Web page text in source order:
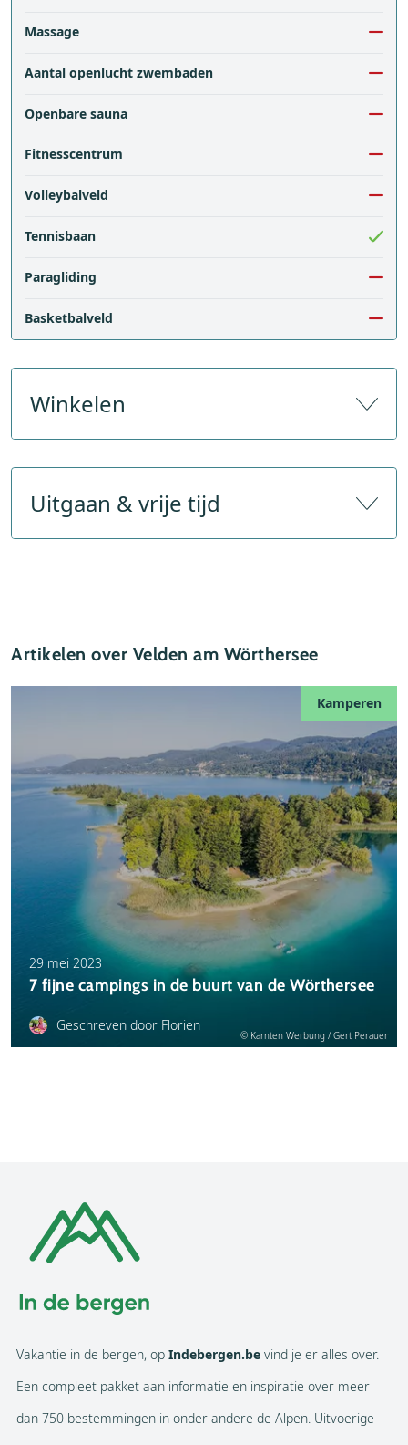
Massage
Aantal openlucht zwembaden
Openbare sauna
Fitnesscentrum
Volleybalveld
Tennisbaan
Paragliding
Basketbalveld
Winkelen
Aantal sportwinkels
Bank
Aantal modewinkels
Internetcafé
Supermarkten
Uitgaan & vrije tijd
Casino
Theater
Ballonvaart
Artikelen over Velden am Wörthersee
Kamperen
© Karnten Werbung / Gert Perauer
29 mei 2023
7 fijne campings in de buurt van de Wörthersee
Geschreven door Florien
Vakantie in de bergen, op Indebergen.be vind je er alles over.
Een compleet pakket aan informatie en inspiratie over meer
dan 750 bestemmingen in onder andere de Alpen. Uitvoerige